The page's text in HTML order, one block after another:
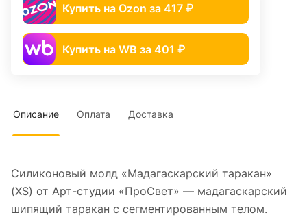
Купить на Ozon за 417 ₽
Купить на WB за 401 ₽
Описание Оплата Доставка
Силиконовый молд «Мадагаскарский таракан»
(XS) от Арт-студии «ПроСвет» — мадагаскарский
шипящий таракан с сегментированным телом.